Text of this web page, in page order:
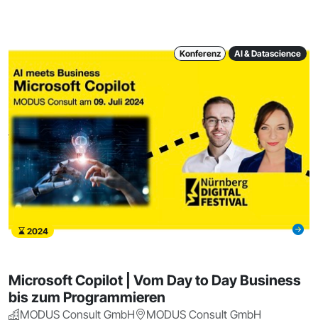
Konferenz AI & Datascience
2024
Microsoft Copilot | Vom Day to Day Business
bis zum Programmieren
MODUS Consult GmbH
MODUS Consult GmbH